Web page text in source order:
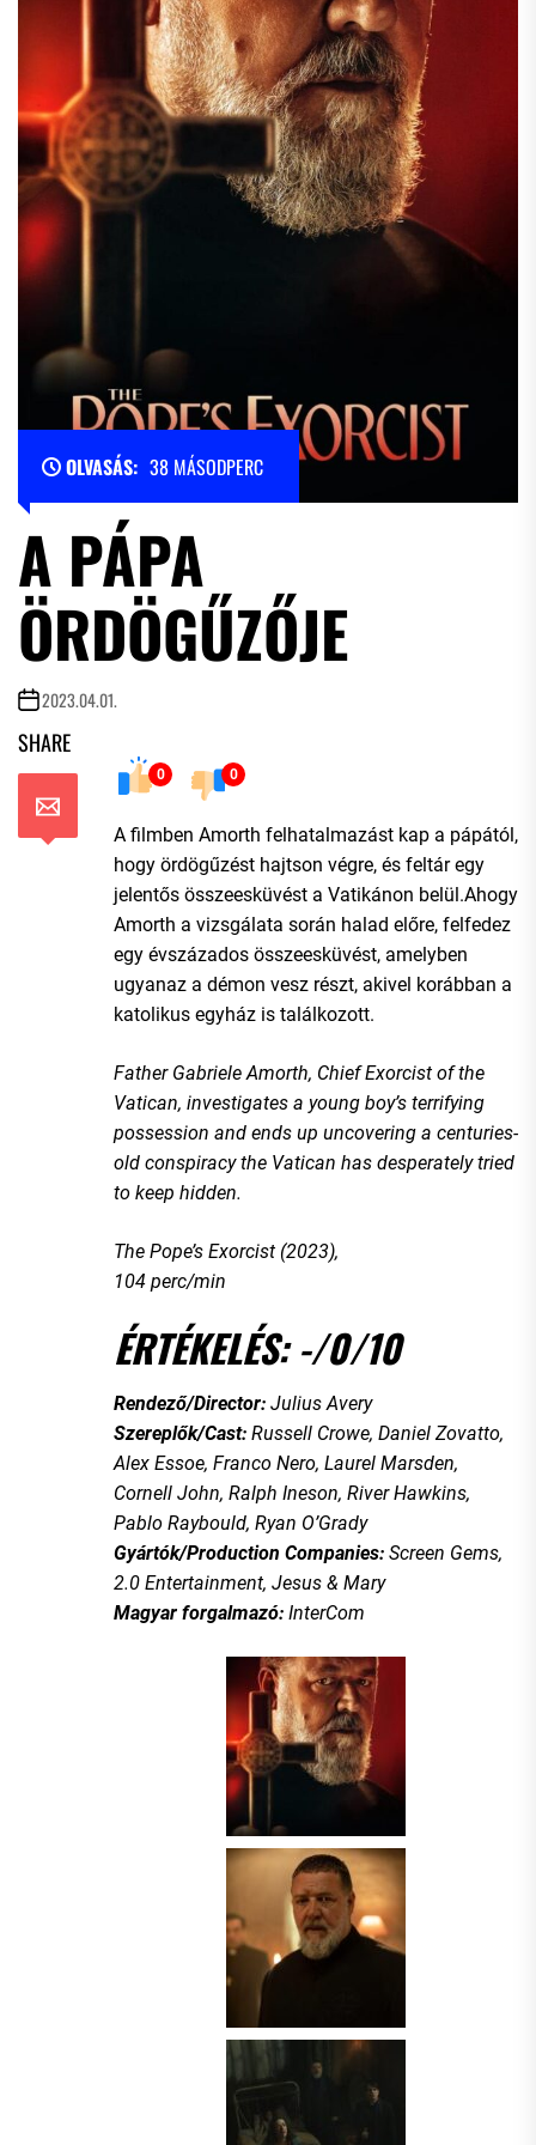
OLVASÁS: 38 MÁSODPERC
A PÁPA
ÖRDÖGŰZŐJE
2023.04.01.
SHARE
0 0
A filmben Amorth felhatalmazást kap a pápától,
hogy ördögűzést hajtson végre, és feltár egy
jelentős összeesküvést a Vatikánon belül.Ahogy
Amorth a vizsgálata során halad előre, felfedez
egy évszázados összeesküvést, amelyben
ugyanaz a démon vesz részt, akivel korábban a
katolikus egyház is találkozott.
Father Gabriele Amorth, Chief Exorcist of the
Vatican, investigates a young boy’s terrifying
possession and ends up uncovering a centuries-
old conspiracy the Vatican has desperately tried
to keep hidden.
The Pope’s Exorcist (2023),
104 perc/min
ÉRTÉKELÉS: -/0/10
Rendező/Director: Julius Avery
Szereplők/Cast: Russell Crowe, Daniel Zovatto,
Alex Essoe, Franco Nero, Laurel Marsden,
Cornell John, Ralph Ineson, River Hawkins,
Pablo Raybould, Ryan O’Grady
Gyártók/Production Companies: Screen Gems,
2.0 Entertainment, Jesus & Mary
Magyar forgalmazó: InterCom